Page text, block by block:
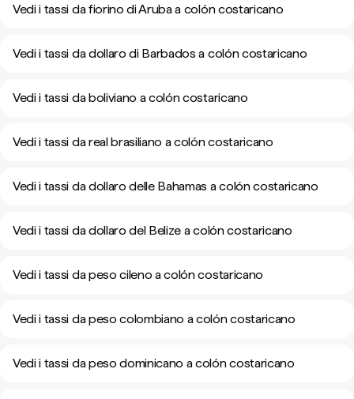
Vedi i tassi da fiorino di Aruba a colón costaricano
Vedi i tassi da dollaro di Barbados a colón costaricano
Vedi i tassi da boliviano a colón costaricano
Vedi i tassi da real brasiliano a colón costaricano
Vedi i tassi da dollaro delle Bahamas a colón costaricano
Vedi i tassi da dollaro del Belize a colón costaricano
Vedi i tassi da peso cileno a colón costaricano
Vedi i tassi da peso colombiano a colón costaricano
Vedi i tassi da peso dominicano a colón costaricano